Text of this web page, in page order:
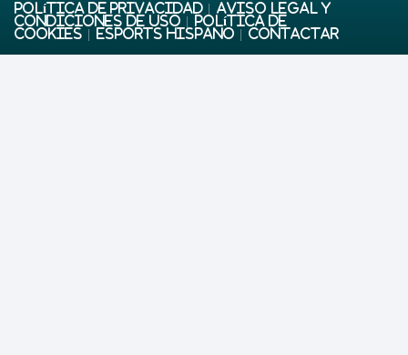
Política de privacidad
Aviso Legal y
Condiciones de uso
Política de
Cookies
eSports Hispano Contactar